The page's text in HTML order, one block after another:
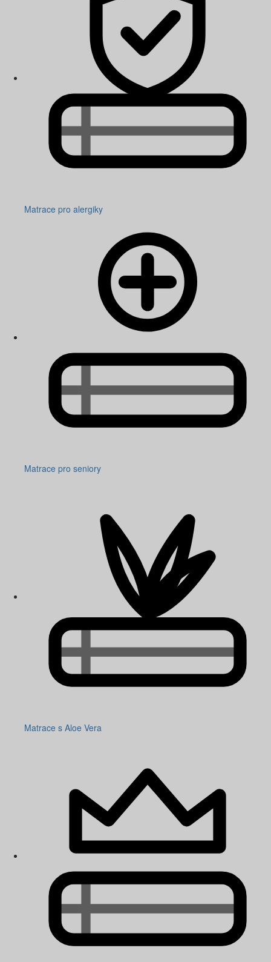
Matrace pro alergiky
Matrace pro seniory
Matrace s Aloe Vera